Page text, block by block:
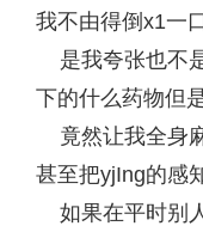
我不由得倒x1一
是我夸张也不
下的什么药物但
竟然让我全身
甚至把yjIng的感
如果在平时别